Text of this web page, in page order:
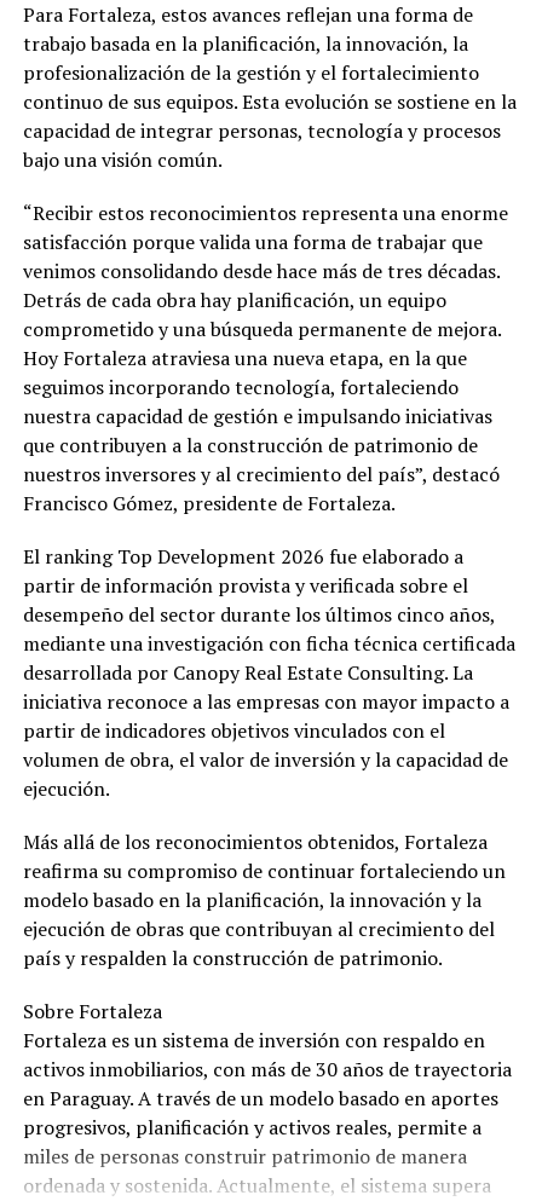
Para Fortaleza, estos avances reflejan una forma de
trabajo basada en la planificación, la innovación, la
profesionalización de la gestión y el fortalecimiento
continuo de sus equipos. Esta evolución se sostiene en la
capacidad de integrar personas, tecnología y procesos
bajo una visión común.
“Recibir estos reconocimientos representa una enorme
satisfacción porque valida una forma de trabajar que
venimos consolidando desde hace más de tres décadas.
Detrás de cada obra hay planificación, un equipo
comprometido y una búsqueda permanente de mejora.
Hoy Fortaleza atraviesa una nueva etapa, en la que
seguimos incorporando tecnología, fortaleciendo
nuestra capacidad de gestión e impulsando iniciativas
que contribuyen a la construcción de patrimonio de
nuestros inversores y al crecimiento del país”, destacó
Francisco Gómez, presidente de Fortaleza.
El ranking Top Development 2026 fue elaborado a
partir de información provista y verificada sobre el
desempeño del sector durante los últimos cinco años,
mediante una investigación con ficha técnica certificada
desarrollada por Canopy Real Estate Consulting. La
iniciativa reconoce a las empresas con mayor impacto a
partir de indicadores objetivos vinculados con el
volumen de obra, el valor de inversión y la capacidad de
ejecución.
Más allá de los reconocimientos obtenidos, Fortaleza
reafirma su compromiso de continuar fortaleciendo un
modelo basado en la planificación, la innovación y la
ejecución de obras que contribuyan al crecimiento del
país y respalden la construcción de patrimonio.
Sobre Fortaleza
Fortaleza es un sistema de inversión con respaldo en
activos inmobiliarios, con más de 30 años de trayectoria
en Paraguay. A través de un modelo basado en aportes
progresivos, planificación y activos reales, permite a
miles de personas construir patrimonio de manera
ordenada y sostenida. Actualmente, el sistema supera